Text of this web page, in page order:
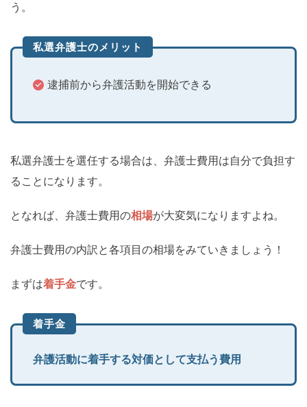
う。
私選弁護士のメリット
逮捕前から弁護活動を開始できる
私選弁護士を選任する場合は、弁護士費用は自分で負担す
ることになります。
となれば、弁護士費用の相場が大変気になりますよね。
弁護士費用の内訳と各項目の相場をみていきましょう！
まずは着手金です。
着手金
弁護活動に着手する対価として支払う費用